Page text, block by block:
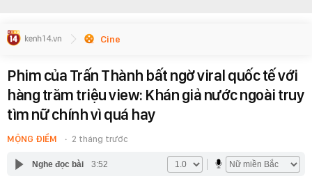
Cine
Phim của Trấn Thành bất ngờ viral quốc tế với
hàng trăm triệu view: Khán giả nước ngoài truy
tìm nữ chính vì quá hay
MỘNG ĐIỀM 2 tháng trước
Nghe đọc bài 3:52